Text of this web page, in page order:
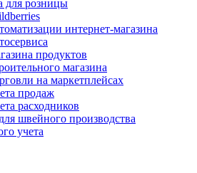
для розницы
интернет-магазина
продуктов
магазина
на маркетплейсах
продаж
расходников
швейного производства
учета